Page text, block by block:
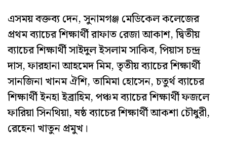
এসময় বক্তব্য দেন, সুনামগঞ্জ মেডিকেল কলেজের
প্রথম ব্যাচের শিক্ষার্থী রাফাত রেজা আকাশ, দ্বিতীয়
ব্যাচের শিক্ষার্থী সাইদুল ইসলাম সাকিব, পিয়াস চন্দ্র
দাস, ফারহানা আহমেদ মিম, তৃতীয় ব্যাচের শিক্ষার্থী
সানজিনা খানম ঐশি, তামিমা হোসেন, চতুর্থ ব্যাচের
শিক্ষার্থী ইনহা ইব্রাহিম, পঞ্চম ব্যাচের শিক্ষার্থী ফজলে
ফারিয়া সিনথিয়া, ষষ্ঠ ব্যাচের শিক্ষার্থী আকশা চৌধুরী,
রেহেনা খাতুন প্রমুখ।